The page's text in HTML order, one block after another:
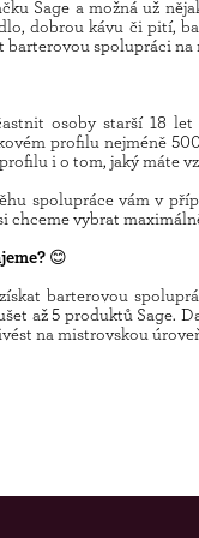
Sage a možná už
dobrou kávu či pití,
barterovou spolupráci
osoby starší 18
profilu nejméně
i o tom, jaký máte
spolupráce vám v
chceme vybrat
😊
barterovou
až 5 produktů Sage.
na mistrovskou